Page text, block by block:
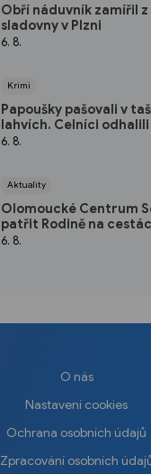
Obří náduvník zamířil
sladovny v Plzni
6. 8.
Krimi
Papoušky pašovali v
lahvích. Celníci
obchod
6. 8.
Aktuality
Olomoucké Centrum
patřit Rodině na
6. 8.
O nás
Nastavení cookies
Ochrana osobních údajů
Zpracování osobních